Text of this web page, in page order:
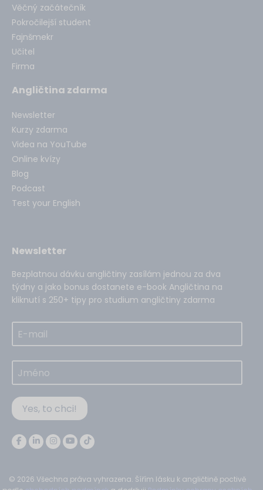
Věčný začátečník
Pokročilejší student
Fajnšmekr
Učitel
Firma
Angličtina zdarma
Newsletter
Kurzy zdarma
Videa na YouTube
Online kvízy
Blog
Podcast
Test your English
Newsletter
Bezplatnou dávku angličtiny zasílám jednou za dva
týdny a jako bonus dostanete e-book Angličtina na
kliknutí s 250+ tipy pro studium angličtiny zdarma
Yes, to chci!
© 2026 Všechna práva vyhrazena. Šířím lásku k angličtině poctivě